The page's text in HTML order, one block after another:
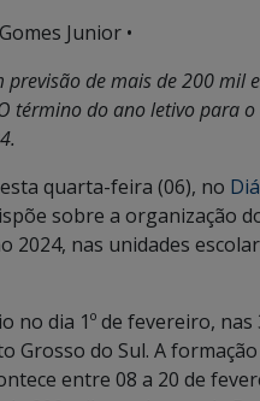
Junior •
de mais de 200 mil
término do ano letivo para
quarta-feira (06), no
sobre a organização
nas unidades
no dia 1º de fevereiro, nas
Grosso do Sul. A
entre 08 a 20 de